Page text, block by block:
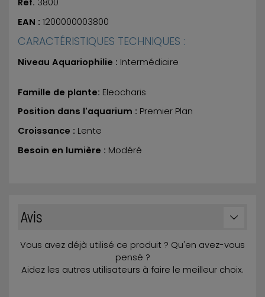
EAN : 1200000003800
CARACTÉRISTIQUES TECHNIQUES :
Niveau Aquariophilie : Intermédiaire
Famille de plante: Eleocharis
Position dans l'aquarium : Premier Plan
Croissance : Lente
Besoin en lumière : Modéré
Avis
Vous avez déjà utilisé ce produit ? Qu'en avez-vous
pensé ?
Aidez les autres utilisateurs à faire le meilleur choix.